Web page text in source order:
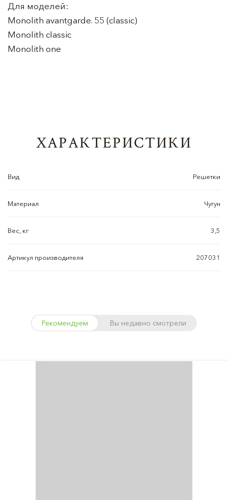
Для моделей:
Monolith avantgarde. 55 (classic)
Monolith classic
Monolith one
ХАРАКТЕРИСТИКИ
Вид Решетки
Материал Чугун
Вес, кг 3,5
Артикул производителя 207031
Рекомендуем Вы недавно смотрели